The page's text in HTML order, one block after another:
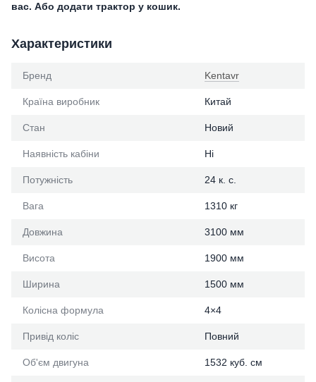
вас. Або додати трактор у кошик.
Характеристики
Бренд Kentavr
Країна виробник Китай
Стан Новий
Наявність кабіни Ні
Потужність 24 к. с.
Вага 1310 кг
Довжина 3100 мм
Висота 1900 мм
Ширина 1500 мм
Колісна формула 4×4
Привід коліс Повний
Об'єм двигуна 1532 куб. см